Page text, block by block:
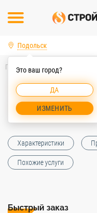
Подольск
Это ваш город?
ДА
ИЗМЕНИТЬ
Главная Услуги
Подъем
Характеристики
Похожие услуги
Быстрый заказ